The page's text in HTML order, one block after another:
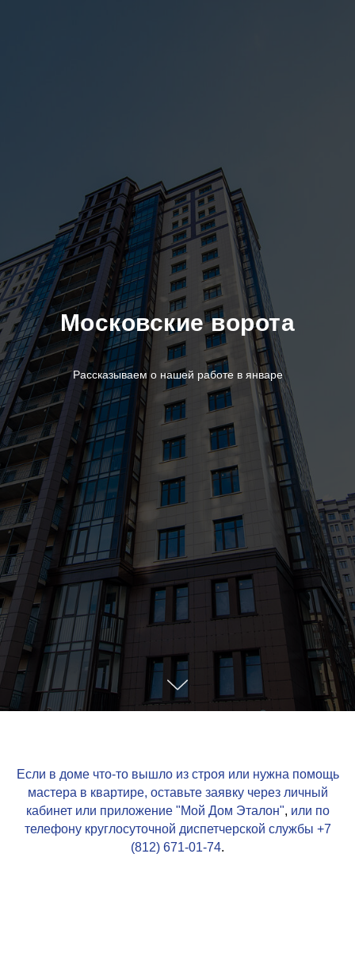
Московские ворота
Рассказываем о нашей работе в январе
Если в доме что-то вышло из строя или нужна помощь
мастера в квартире, оставьте заявку через личный
кабинет или приложение "Мой Дом Эталон", или по
телефону круглосуточной диспетчерской службы +7
(812) 671-01-74.